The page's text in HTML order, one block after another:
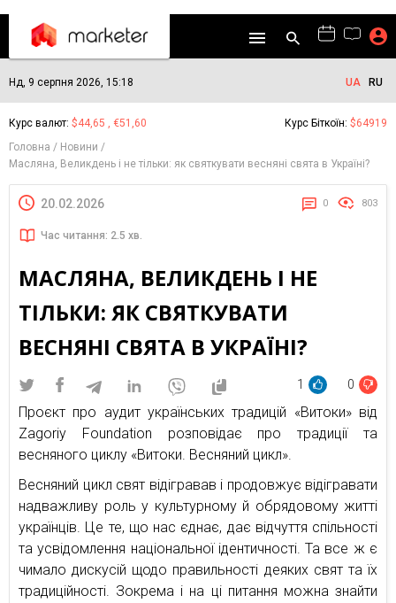
Нд, 9 серпня 2026, 15:18 UA RU
Курс валют: $44,65 , €51,60 Курс Біткоїн: $64919
Головна
Новини
Масляна, Великдень і не тільки: як святкувати весняні свята в Україні?
20.02.2026 0 803
Час читання: 2.5 хв.
МАСЛЯНА, ВЕЛИКДЕНЬ І НЕ
ТІЛЬКИ: ЯК СВЯТКУВАТИ
ВЕСНЯНІ СВЯТА В УКРАЇНІ?
1 0
Проєкт про аудит українських традицій «Витоки» від
Zagoriy Foundation розповідає про традиції та
весняного циклу «Витоки. Весняний цикл».
Весняний цикл свят відігравав і продовжує відігравати
надважливу роль у культурному й обрядовому житті
українців. Це те, що нас єднає, дає відчуття спільності
та усвідомлення національної ідентичності. Та все ж є
чимало дискусій щодо правильності деяких свят та їх
традиційності. Зокрема і на ці питання можна знайти